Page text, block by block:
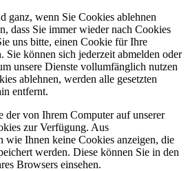
ganz, wenn Sie Cookies ablehnen
dass Sie immer wieder nach Cookies
uns bitte, einen Cookie für Ihre
Sie können sich jederzeit abmelden oder
unsere Dienste vollumfänglich nutzen
ablehnen, werden alle gesetzten
entfernt.
der von Ihrem Computer auf unserer
zur Verfügung. Aus
wie Ihnen keine Cookies anzeigen, die
werden. Diese können Sie in den
Browsers einsehen.